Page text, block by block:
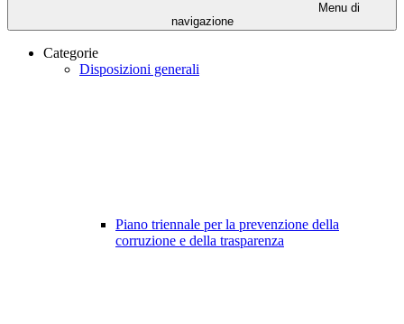
Menu di
navigazione
Categorie
Disposizioni generali
Piano triennale per la prevenzione della
corruzione e della trasparenza